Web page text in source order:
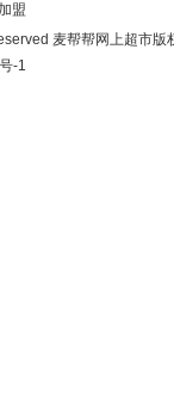
盟
麦帮帮网上超市版
-1